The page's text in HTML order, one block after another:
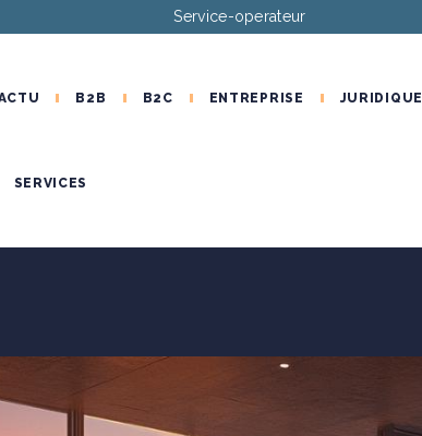
Service-operateur
B2B B2C ENTREPRISE JURIDIQUE
SERVICES